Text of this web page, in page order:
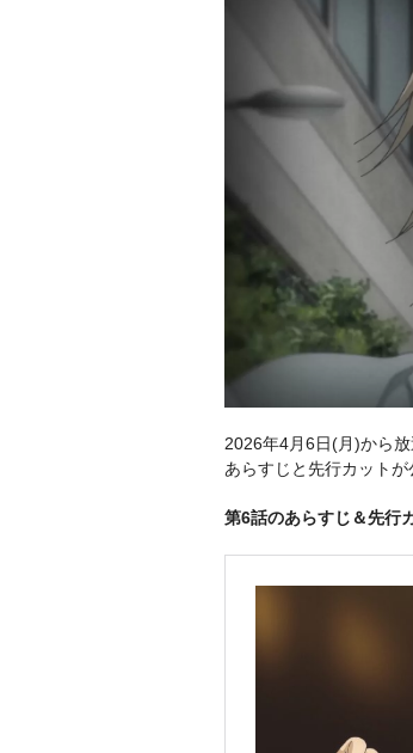
2026年4月6日(月)から
あらすじと先行カットが
第6話のあらすじ＆先行